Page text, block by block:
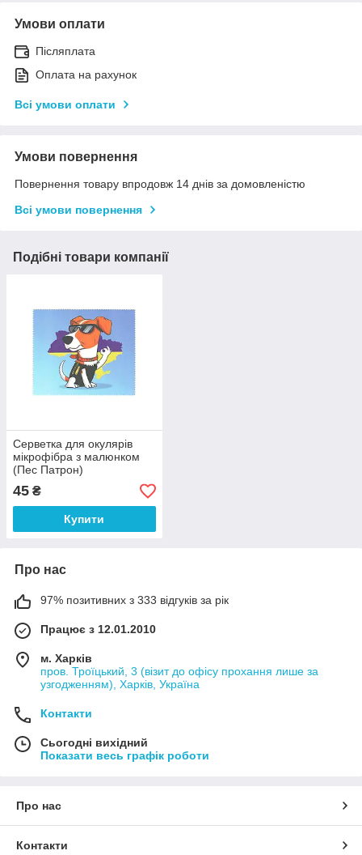
Умови оплати
Післяплата
Оплата на рахунок
Всі умови оплати
Умови повернення
Повернення товару впродовж 14 днів за домовленістю
Всі умови повернення
Подібні товари компанії
Серветка для окулярів
мікрофібра з малюнком
(Пес Патрон)
45 ₴
Купити
Про нас
97% позитивних з 333 відгуків за рік
Працює з 12.01.2010
м. Харків
пров. Троїцький, 3 (візит до офісу прохання лише за
узгодженням), Харків, Україна
Контакти
Сьогодні вихідний
Показати весь графік роботи
Про нас
Контакти